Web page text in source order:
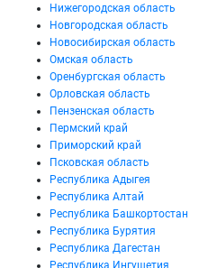
Нижегородская область
Новгородская область
Новосибирская область
Омская область
Оренбургская область
Орловская область
Пензенская область
Пермский край
Приморский край
Псковская область
Республика Адыгея
Республика Алтай
Республика Башкортостан
Республика Бурятия
Республика Дагестан
Республика Ингушетия